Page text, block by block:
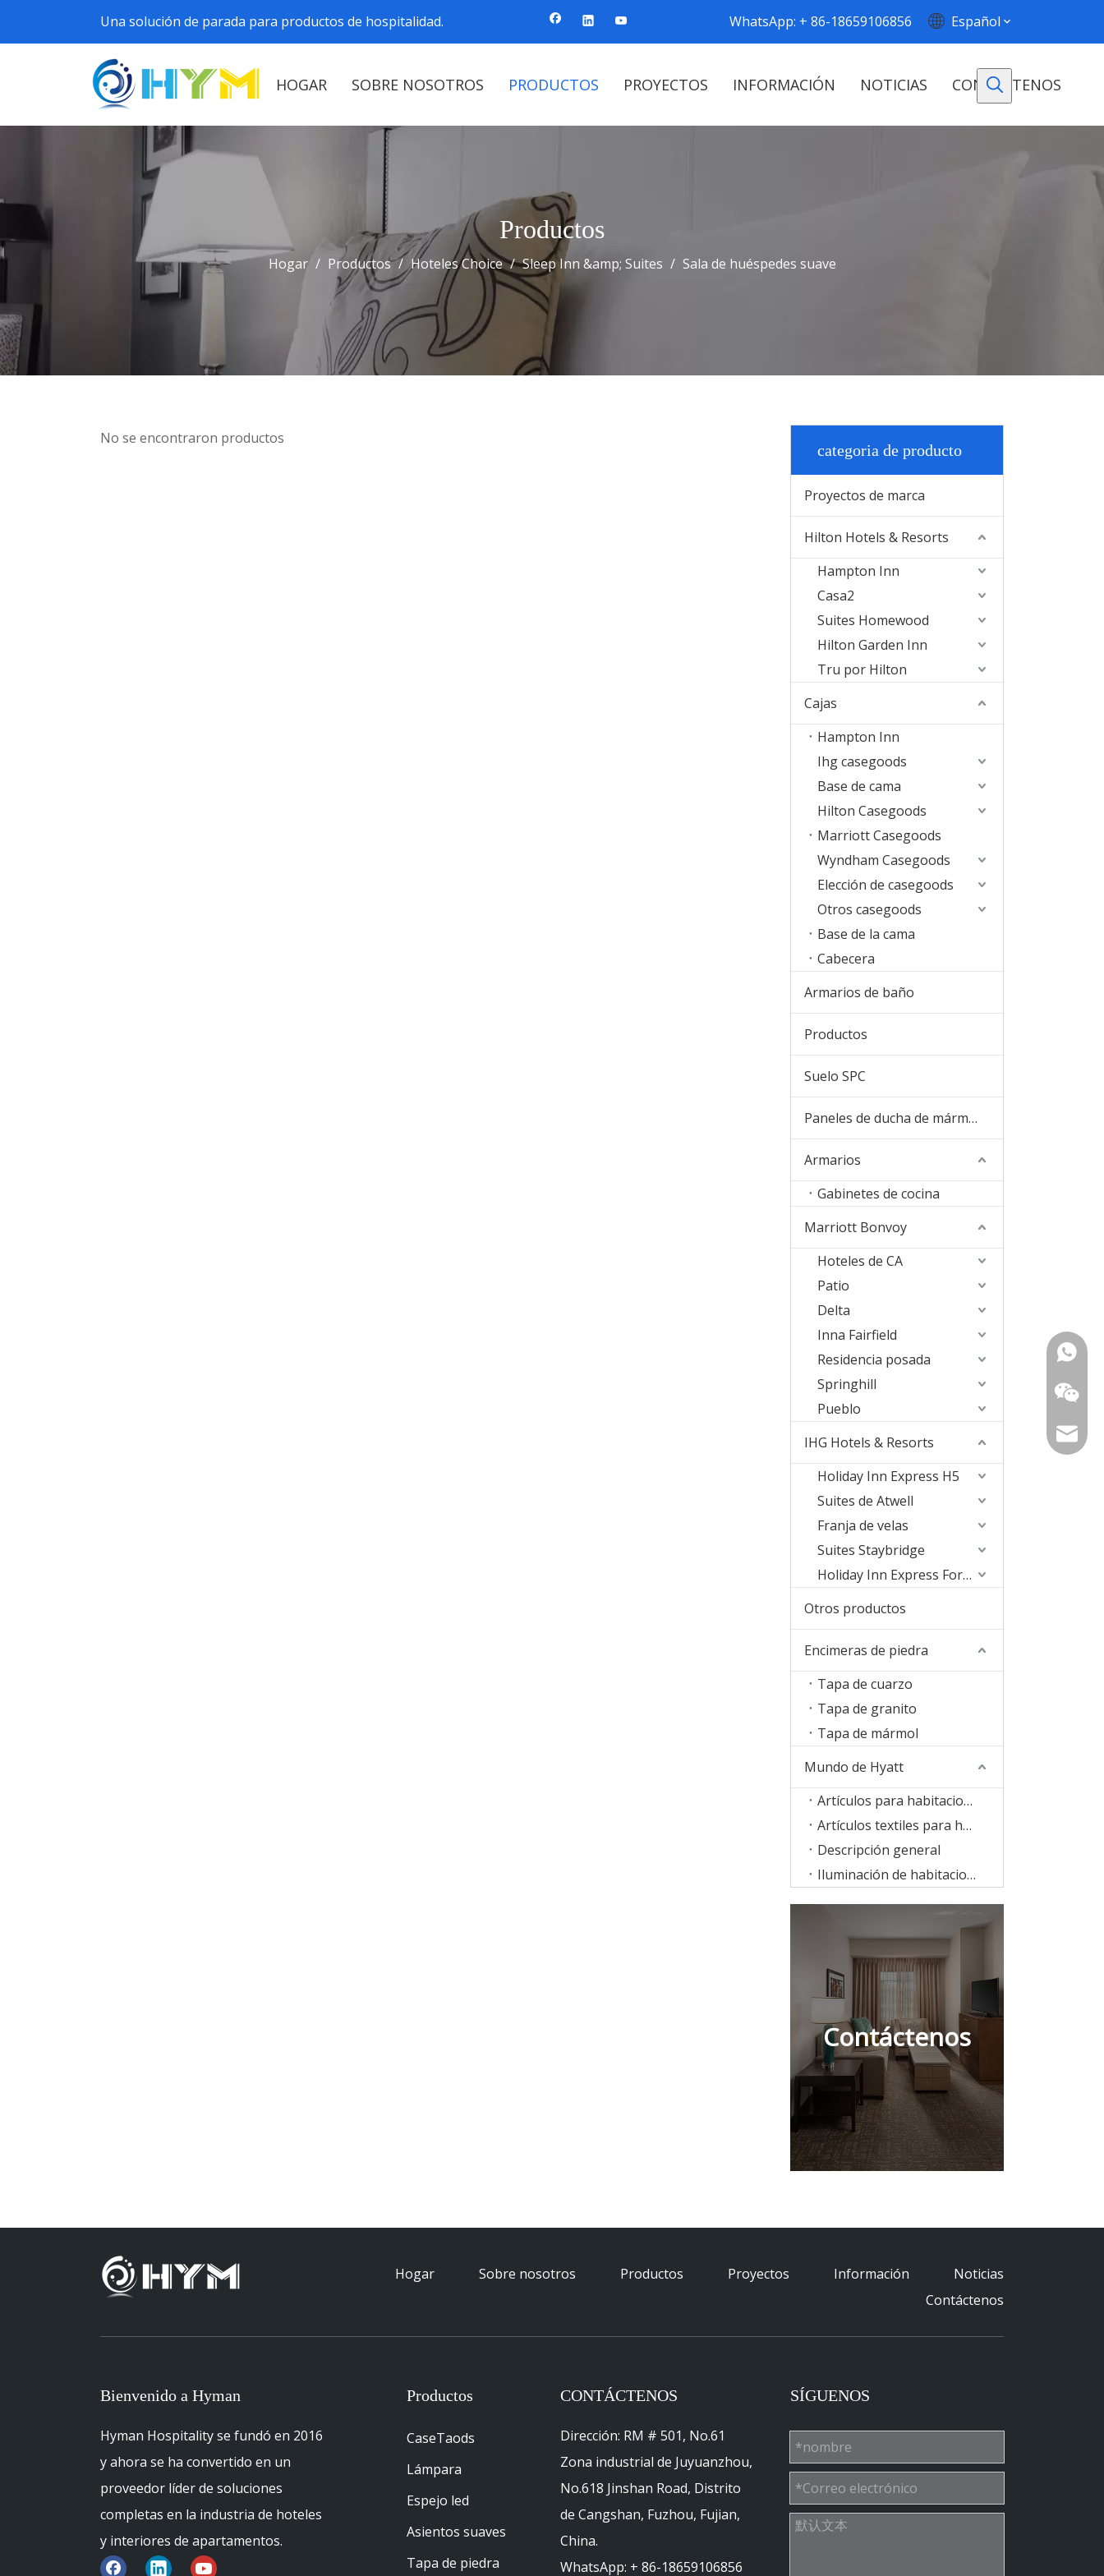
Una solución de parada para productos de hospitalidad. WhatsApp: + 86-18659106856 Español
HOGAR SOBRE NOSOTROS PRODUCTOS PROYECTOS INFORMACIÓN NOTICIAS CONTÁCTENOS
Productos
Hogar / Productos / Hoteles Choice / Sleep Inn &amp; Suites / Sala de huéspedes suave
No se encontraron productos
categoria de producto
Proyectos de marca
Hilton Hotels & Resorts
Hampton Inn
Casa2
Suites Homewood
Hilton Garden Inn
Tru por Hilton
Cajas
Hampton Inn
Ihg casegoods
Base de cama
Hilton Casegoods
Marriott Casegoods
Wyndham Casegoods
Elección de casegoods
Otros casegoods
Base de la cama
Cabecera
Armarios de baño
Productos
Suelo SPC
Paneles de ducha de mármol de cultura
Armarios
Gabinetes de cocina
Marriott Bonvoy
Hoteles de CA
Patio
Delta
Inna Fairfield
Residencia posada
Springhill
Pueblo
IHG Hotels & Resorts
Holiday Inn Express H5
Suites de Atwell
Franja de velas
Suites Staybridge
Holiday Inn Express Formula Blue2.0
Otros productos
Encimeras de piedra
Tapa de cuarzo
Tapa de granito
Tapa de mármol
Mundo de Hyatt
Artículos para habitaciones
Artículos textiles para habitaciones
Descripción general
Iluminación de habitaciones
Contáctenos
Hogar Sobre nosotros Productos Proyectos Información
Noticias
Contáctenos
Bienvenido a Hyman
Hyman Hospitality se fundó en 2016
y ahora se ha convertido en un
proveedor líder de soluciones
completas en la industria de hoteles
y interiores de apartamentos.
Productos
CaseTaods
Lámpara
Espejo led
Asientos suaves
Tapa de piedra
CONTÁCTENOS
Dirección: RM # 501, No.61
Zona industrial de Juyuanzhou,
No.618 Jinshan Road, Distrito
de Cangshan, Fuzhou, Fujian,
China.
WhatsApp: + 86-18659106856
SÍGUENOS
+ 86-